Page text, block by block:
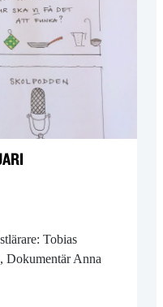
Tobias
Dokumentär Anna